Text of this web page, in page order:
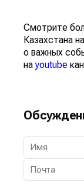
Смотрите
Казахстана
о важных
наyoutube